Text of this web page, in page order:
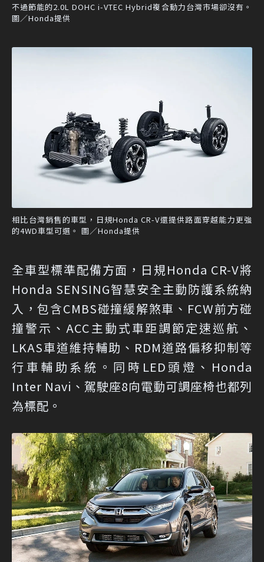
不過節能的2.0L DOHC i-VTEC Hybrid複合動力台灣市場卻沒有。
圖／Honda提供
相比台灣銷售的車型，日規Honda CR-V還提供路面穿越能力更強
的4WD車型可選。 圖／Honda提供
全車型標準配備方面，日規Honda CR-V將
Honda SENSING智慧安全主動防護系統納
入，包含CMBS碰撞緩解煞車、FCW前方碰
撞警示、ACC主動式車距調節定速巡航、
LKAS車道維持輔助、RDM道路偏移抑制等
行車輔助系統。同時LED頭燈、Honda
Inter Navi、駕駛座8向電動可調座椅也都列
為標配。